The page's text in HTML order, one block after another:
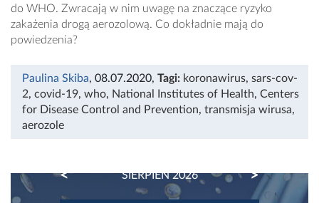
do WHO. Zwracają w nim uwagę na znaczące ryzyko
zakażenia drogą aerozolową. Co dokładnie mają do
powiedzenia?
Paulina Skiba, 08.07.2020, Tagi: koronawirus, sars-cov-
2, covid-19, who, National Institutes of Health, Centers
for Disease Control and Prevention, transmisja wirusa,
aerozole
SIERPIEŃ 2026
PREVIOUS NEXT